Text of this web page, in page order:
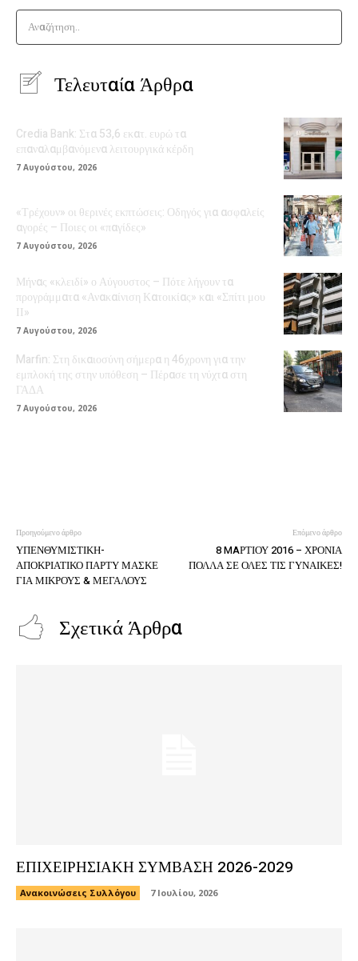
Αναζήτηση..
Τελευταία Άρθρα
Credia Bank: Στα 53,6 εκατ. ευρώ τα
επαναλαμβανόμενα λειτουργικά κέρδη
7 Αυγούστου, 2026
«Τρέχουν» οι θερινές εκπτώσεις: Οδηγός για ασφαλείς
αγορές – Ποιες οι «παγίδες»
7 Αυγούστου, 2026
Μήνας «κλειδί» ο Αύγουστος – Πότε λήγουν τα
προγράμματα «Ανακαίνιση Κατοικίας» και «Σπίτι μου
ΙΙ»
7 Αυγούστου, 2026
Marfin: Στη δικαιοσύνη σήμερα η 46χρονη για την
εμπλοκή της στην υπόθεση – Πέρασε τη νύχτα στη
ΓΑΔΑ
7 Αυγούστου, 2026
Προηγούμενο άρθρο
ΥΠΕΝΘΥΜΙΣΤΙΚΗ-
ΑΠΟΚΡΙΑΤΙΚΟ ΠΑΡΤΥ ΜΑΣΚΕ
ΓΙΑ ΜΙΚΡΟΥΣ & ΜΕΓΑΛΟΥΣ
Επόμενο άρθρο
8 MAΡΤΙΟΥ 2016 – ΧΡΟΝΙΑ
ΠΟΛΛΑ ΣΕ ΟΛΕΣ ΤΙΣ ΓΥΝΑΙΚΕΣ!
Σχετικά Άρθρα
ΕΠΙΧΕΙΡΗΣΙΑΚΗ ΣΥΜΒΑΣΗ 2026-2029
Ανακοινώσεις Συλλόγου 7 Ιουλίου, 2026